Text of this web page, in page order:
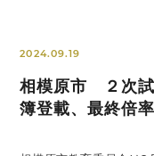
2024.09.19
相模原市 ２次試
簿登載、最終倍